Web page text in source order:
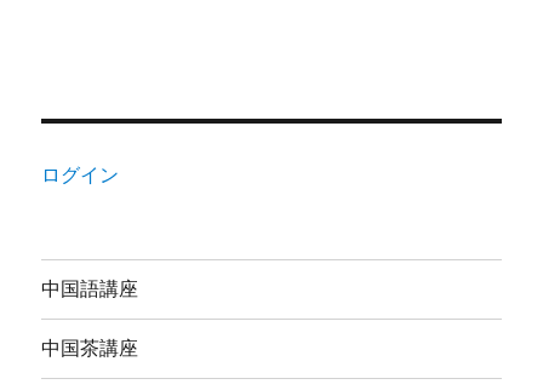
ログイン
中国語講座
中国茶講座